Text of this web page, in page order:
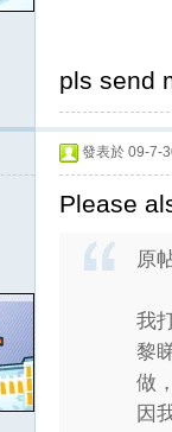
pls send
發表於 09-7-
Please
原
我
黎
做
因